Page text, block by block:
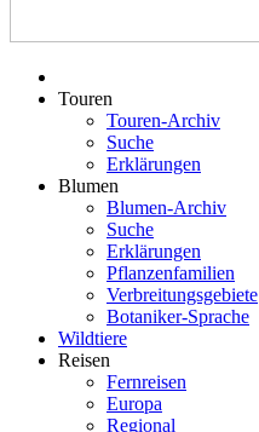
Touren
Touren-Archiv
Suche
Erklärungen
Blumen
Blumen-Archiv
Suche
Erklärungen
Pflanzenfamilien
Verbreitungsgebiete
Botaniker-Sprache
Wildtiere
Reisen
Fernreisen
Europa
Regional